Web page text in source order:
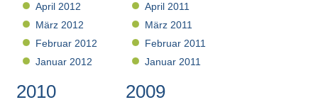
April 2012
März 2012
Februar 2012
Januar 2012
April 2011
März 2011
Februar 2011
Januar 2011
2010 2009